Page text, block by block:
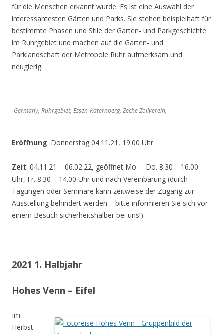
für die Menschen erkannt wurde. Es ist eine Auswahl der
interessantesten Gärten und Parks. Sie stehen beispielhaft für
bestimmte Phasen und Stile der Garten- und Parkgeschichte
im Ruhrgebiet und machen auf die Garten- und
Parklandschaft der Metropole Ruhr aufmerksam und
neugierig.
Germany, Ruhrgebiet, Essen-Katernberg, Zeche Zollverein,
Eröffnung: Donnerstag 04.11.21, 19.00 Uhr
Zeit: 04.11.21 – 06.02.22, geöffnet Mo. – Do. 8.30 – 16.00
Uhr, Fr. 8.30 – 14.00 Uhr und nach Vereinbarung (durch
Tagungen oder Seminare kann zeitweise der Zugang zur
Ausstellung behindert werden – bitte informieren Sie sich vor
einem Besuch sicherheitshalber bei uns!)
2021 1. Halbjahr
Hohes Venn – Eifel
Im
Herbst